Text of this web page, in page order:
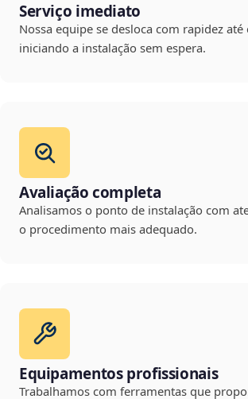
Serviço imediato
Nossa equipe se desloca com rapidez até
iniciando a instalação sem espera.
Avaliação completa
Analisamos o ponto de instalação com
o procedimento mais adequado.
Equipamentos profissionais
Trabalhamos com ferramentas que